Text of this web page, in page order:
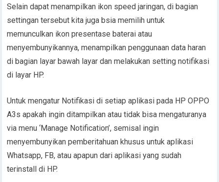
Selain dapat menampilkan ikon speed jaringan, di bagian
settingan tersebut kita juga bsia memilih untuk
memunculkan ikon presentase baterai atau
menyembunyikannya, menampilkan penggunaan data haran
di bagian layar bawah layar dan melakukan setting notifikasi
di layar HP.
Untuk mengatur Notifikasi di setiap aplikasi pada HP OPPO
A3s apakah ingin ditampilkan atau tidak bisa mengaturanya
via menu ‘Manage Notification’, semisal ingin
menyembunyikan pemberitahuan khusus untuk aplikasi
Whatsapp, FB, atau apapun dari aplikasi yang sudah
terinstall di HP.